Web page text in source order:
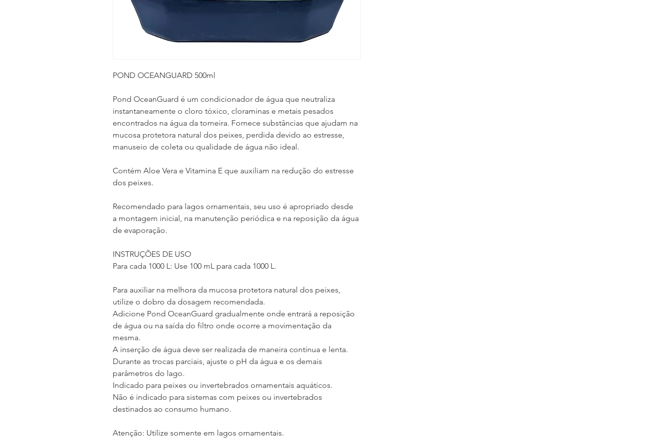
POND OCEANGUARD 500ml
Pond OceanGuard é um condicionador de água que neutraliza
instantaneamente o cloro tóxico, cloraminas e metais pesados
encontrados na água da torneira. Fornece substâncias que ajudam na
mucosa protetora natural dos peixes, perdida devido ao estresse,
manuseio de coleta ou qualidade de água não ideal.
Contém Aloe Vera e Vitamina E que auxiliam na redução do estresse
dos peixes.
Recomendado para lagos ornamentais, seu uso é apropriado desde
a montagem inicial, na manutenção periódica e na reposição da água
de evaporação.
INSTRUÇÕES DE USO
Para cada 1000 L: Use 100 mL para cada 1000 L.
Para auxiliar na melhora da mucosa protetora natural dos peixes,
utilize o dobro da dosagem recomendada.
Adicione Pond OceanGuard gradualmente onde entrará a reposição
de água ou na saída do filtro onde ocorre a movimentação da
mesma.
A inserção de água deve ser realizada de maneira contínua e lenta.
Durante as trocas parciais, ajuste o pH da água e os demais
parâmetros do lago.
Indicado para peixes ou invertebrados ornamentais aquáticos.
Não é indicado para sistemas com peixes ou invertebrados
destinados ao consumo humano.
Atenção: Utilize somente em lagos ornamentais.